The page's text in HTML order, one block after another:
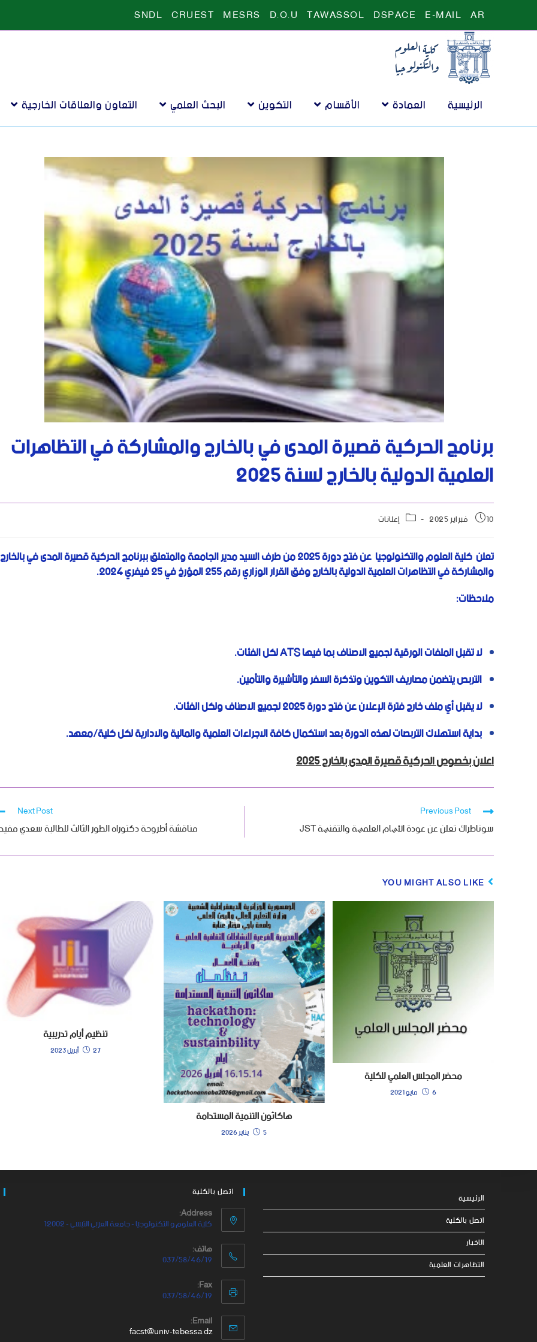
AR
E-MAIL
DSPACE
TAWASSOL
D.O.U
MESRS
CRUEST
SNDL
الرئيسية العمادة الأقسام التكوين البحث العلمي التعاون والعلاقات الخارجية
برنامج الحركية قصيرة المدى في بالخارج والمشاركة في التظاهرات
العلمية الدولية بالخارج لسنة 2025
10 فبراير 2025 إعلانات
تعلن كلية العلوم والتكنولوجيا عن فتح دورة 2025 من طرف السيد مدير الجامعة والمتعلق ببرنامج الحركية قصيرة المدى في بالخارج
والمشاركة في التظاهرات العلمية الدولية بالخارج وفق القرار الوزاري رقم 255 المؤرخ في 25 فيفري 2024.
ملاحظات:
لا تقبل الملفات الورقية لجميع الاصناف بما فيهاATSلكل الفئات.
التربص يتضمن مصاريف التكوين وتذكرة السفر والتأشيرة والتأمين.
لا يقبل أي ملف خارج فترة الإعلان عن فتح دورة 2025 لجميع الاصناف ولكل الفئات.
بداية استهلاك التربصات لهذه الدورة بعد استكمال كافة الاجراءات العلمية والمالية والادارية لكل كلية/معهد.
اعلان بخصوص الحركية قصيرة المدى بالخارج 2025
Previous Post
سوناطراك تعلن عن عودة الأیام العلمیة والتقنیة JST
Next Post
مناقشة أطروحة دكتوراه الطور الثالث للطالبة سعدي
YOU MIGHT ALSO LIKE
تنظيم أيام تدريبية
27 أبريل 2023
ﻫﺎﻛﺎﺛﻮن اﻟﺘﻨﻤﻴﺔ اﻟﻤﺴﺘﺪاﻣﺔ
5 يناير 2026
محضر المجلس العلمي للكلية
6 مايو 2021
الرئيسية
اتصل بالكلية
الاخبار
التظاهرات العلمية
اتصل بالكلية
Address:
كلية العلوم و التكنولوجيا - جامعة العربي التبسي - 12002
هاتف:
037/58/46/19
Fax:
037/58/46/19
Email:
facst@univ-tebessa.dz